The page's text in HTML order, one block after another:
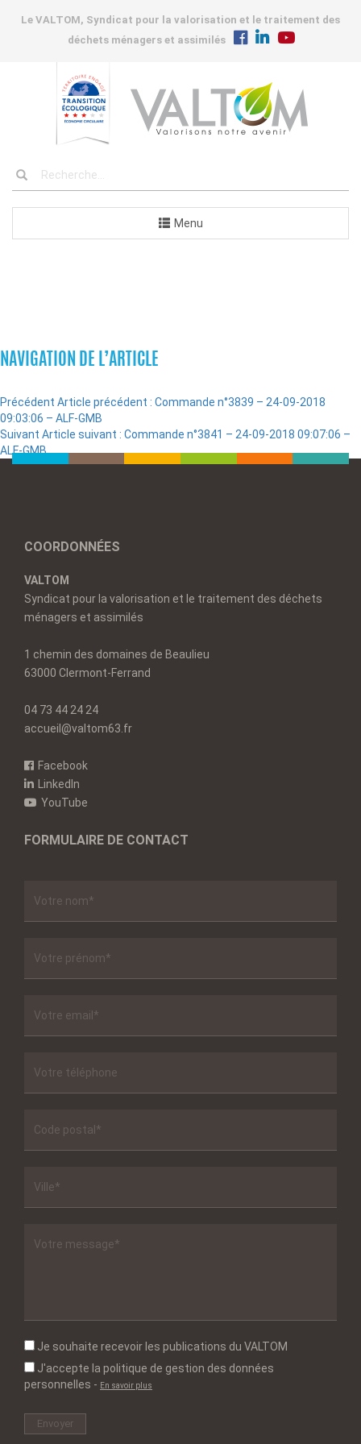
Le VALTOM, Syndicat pour la valorisation et le traitement des
déchets ménagers et assimilés
Menu
NAVIGATION DE L’ARTICLE
Précédent Article précédent : Commande n°3839 – 24-09-2018
09:03:06 – ALF-GMB
Suivant Article suivant : Commande n°3841 – 24-09-2018 09:07:06 –
ALF-GMB
COORDONNÉES
VALTOM
Syndicat pour la valorisation et le traitement des déchets
ménagers et assimilés
1 chemin des domaines de Beaulieu
63000 Clermont-Ferrand
04 73 44 24 24
accueil@valtom63.fr
Facebook
LinkedIn
YouTube
FORMULAIRE DE CONTACT
Je souhaite recevoir les publications du VALTOM
J'accepte la politique de gestion des données
personnelles - En savoir plus